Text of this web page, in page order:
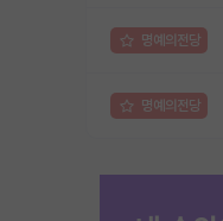
명예의전당
명예의전당